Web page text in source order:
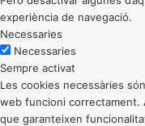
experiència de navegació.
Necessaries
Necessaries
Sempre activat
Les cookies necessàries
web funcioni correctament.
que garanteixen